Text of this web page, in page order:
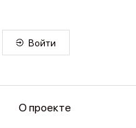
Войти
О проекте